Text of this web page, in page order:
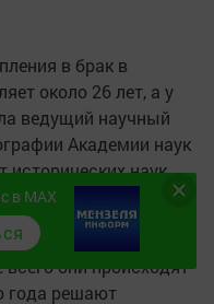
в брак в
около 26 лет, а у
ведущий научный
Академии наук
исторических наук,
«Лучший молодой
Гузель Ершова.
они происходят
года решают
в MAX